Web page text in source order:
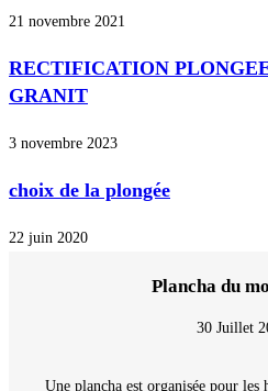
21 novembre 2021
RECTIFICATION
GRANIT
3 novembre 2023
choix de la plongée
22 juin 2020
Plancha du
30 Juillet
Une plancha est organisée pour